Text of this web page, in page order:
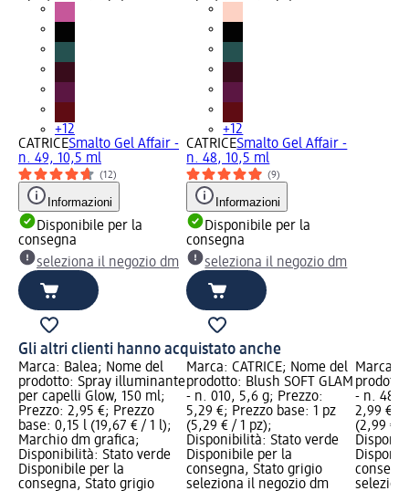
+12
CATRICESmalto Gel Affair -
n. 49, 10,5 ml
(12)
Informazioni
Disponibile per la
consegna
seleziona il negozio dm
+12
CATRICESmalto Gel Affair -
n. 48, 10,5 ml
(9)
Informazioni
Disponibile per la
consegna
seleziona il negozio dm
Gli altri clienti hanno acquistato anche
Marca: Balea; Nome del
prodotto: Spray illuminante
per capelli Glow, 150 ml;
Prezzo: 2,95 €; Prezzo
base: 0,15 l (19,67 € / 1 l);
Marchio dm grafica;
Disponibilità: Stato verde
Disponibile per la
consegna, Stato grigio
Marca: CATRICE; Nome del
prodotto: Blush SOFT GLAM
- n. 010, 5,6 g; Prezzo:
5,29 €; Prezzo base: 1 pz
(5,29 € / 1 pz);
Disponibilità: Stato verde
Disponibile per la
consegna, Stato grigio
seleziona il negozio dm
Marca:
- n. 48,
2,99 €;
(2,99 € /